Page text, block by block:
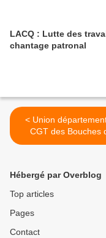
LACQ : Lutte des
chantage patronal
< Union départementale
CGT des Bouches
Rhône : l"Arnaque
Hébergé par Overblog
Top articles
Pages
Contact